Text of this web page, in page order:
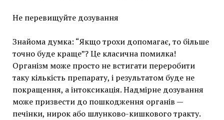
Не перевищуйте дозування
Знайома думка: “Якщо трохи допомагає, то більше
точно буде краще”? Це класична помилка!
Організм може просто не встигати переробити
таку кількість препарату, і результатом буде не
покращення, а інтоксикація. Надмірне дозування
може призвести до пошкодження органів —
печінки, нирок або шлунково-кишкового тракту.